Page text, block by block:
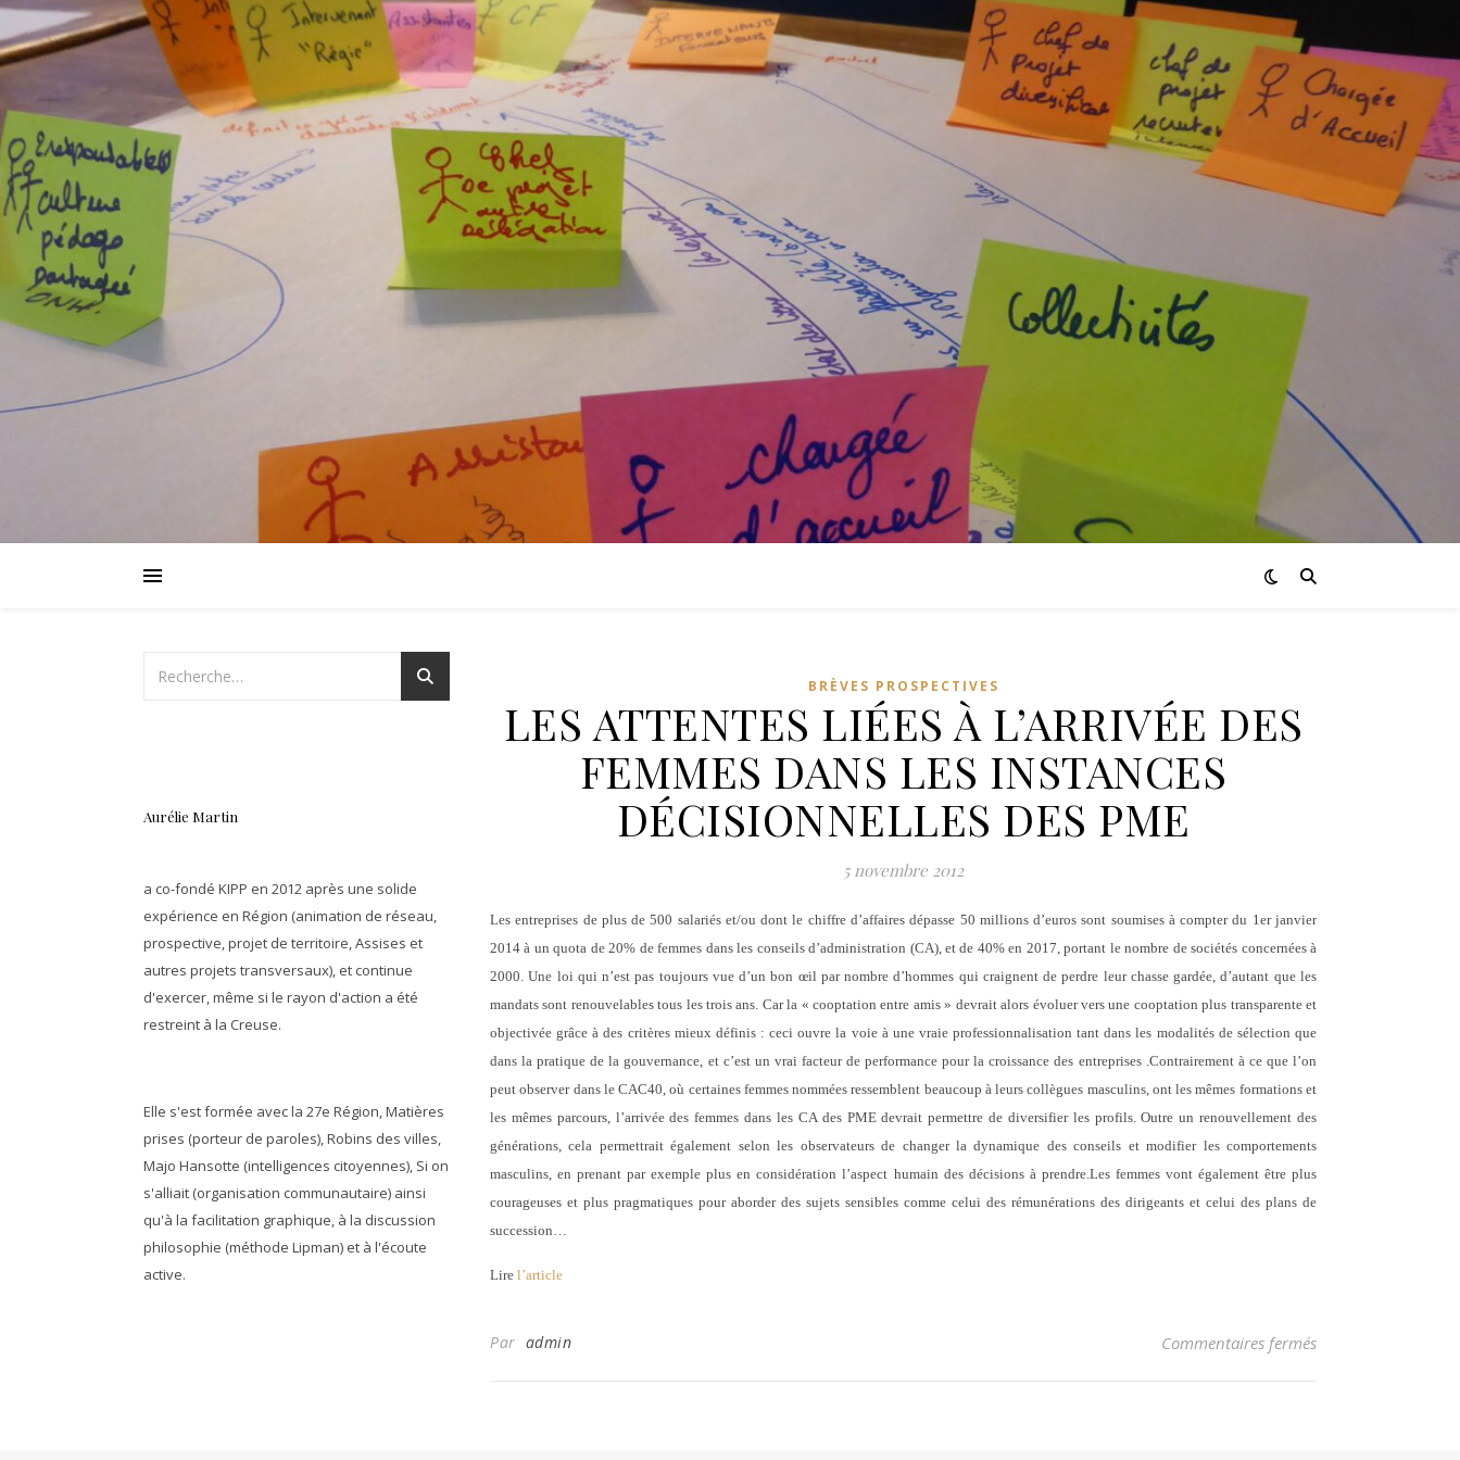
Aurélie Martin
a co-fondé KIPP en 2012 après une solide
expérience en Région (animation de réseau,
prospective, projet de territoire, Assises et
autres projets transversaux), et continue
d'exercer, même si le rayon d'action a été
restreint à la Creuse.
Elle s'est formée avec la 27e Région, Matières
prises (porteur de paroles), Robins des villes,
Majo Hansotte (intelligences citoyennes), Si on
s'alliait (organisation communautaire) ainsi
qu'à la facilitation graphique, à la discussion
philosophie (méthode Lipman) et à l'écoute
active.
BRÈVES PROSPECTIVES
LES ATTENTES LIÉES À L’ARRIVÉE DES
FEMMES DANS LES INSTANCES
DÉCISIONNELLES DES PME
5 novembre 2012
Les entreprises de plus de 500 salariés et/ou dont le chiffre d’affaires dépasse 50 millions d’euros sont soumises à compter du 1er janvier
2014 à un quota de 20% de femmes dans les conseils d’administration (CA), et de 40% en 2017, portant le nombre de sociétés concernées à
2000. Une loi qui n’est pas toujours vue d’un bon œil par nombre d’hommes qui craignent de perdre leur chasse gardée, d’autant que les
mandats sont renouvelables tous les trois ans. Car la « cooptation entre amis » devrait alors évoluer vers une cooptation plus transparente et
objectivée grâce à des critères mieux définis:ceci ouvre la voie à une vraie professionnalisation tant dans les modalités de sélection que
dans la pratique de la gouvernance, et c’est un vrai facteur de performance pour la croissance des entreprises.Contrairement à ce que l’on
peut observer dans le CAC40, où certaines femmes nommées ressemblent beaucoup à leurs collègues masculins, ont les mêmes formations et
les mêmes parcours, l’arrivée des femmes dans les CA des PME devrait permettre de diversifier les profils. Outre unrenouvellement des
générations, cela permettrait également selon les observateurs de changer la dynamique des conseils et modifier les comportements
masculins, en prenant par exemple plus en considération l’aspect humain des décisions à prendre.Les femmes vont également être plus
courageuses et plus pragmatiques pour aborder des sujets sensibles comme celui des rémunérations des dirigeants et celui des plans de
succession…
Lire l’article
Par admin Commentaires ferméssur LES ATTENTES